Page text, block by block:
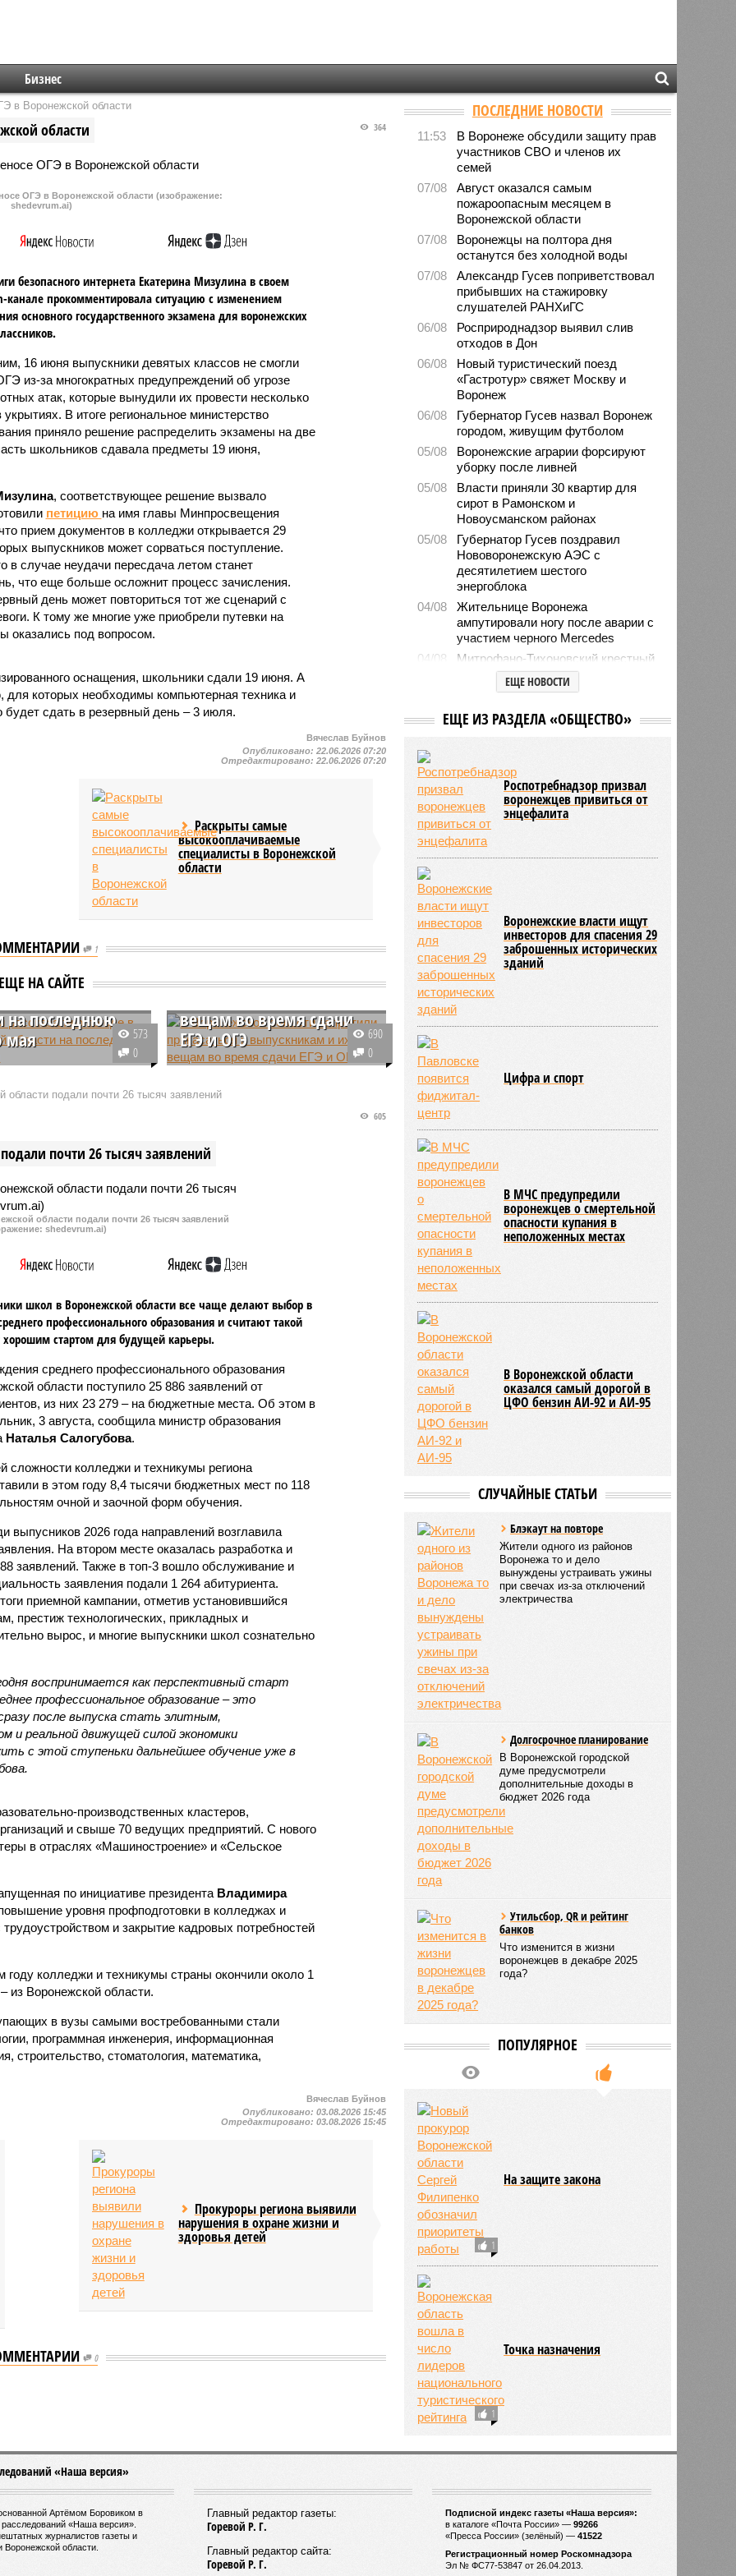
Бизнес
в Воронежской области
области 364
ОГЭ в Воронежской области (изображение:
shedevrum.ai)
безопасного интернета Екатерина Мизулина в своем
канале прокомментировала ситуацию с изменением
основного государственного экзамена для воронежских
16 июня выпускники девятых классов не смогли
из-за многократных предупреждений об угрозе
атак, которые вынудили их провести несколько
укрытиях. В итоге региональное министерство
приняло решение распределить экзамены на две
школьников сдавала предметы 19 июня,
, соответствующее решение вызвало
петицию на имя главы Минпросвещения
прием документов в колледжи открывается 29
выпускников может сорваться поступление.
в случае неудачи пересдача летом станет
что еще больше осложнит процесс зачисления.
день может повториться тот же сценарий с
К тому же многие уже приобрели путевки на
оказались под вопросом.
оснащения, школьники сдали 19 июня. А
для которых необходимы компьютерная техника и
сдать в резервный день – 3 июля.
Вячеслав Буйнов
Опубликовано:22.06.2026 07:20
Отредактировано:22.06.2026 07:20
Раскрыты самые
высокооплачиваемые
специалисты в Воронежской
области
1
ЕЩЕ НА САЙТЕ
рассказали о
в Воронежской
на последнюю
мая
майская неделя
значений, однако
дожди, грозы и
573
0
В Воронежской области
запретили прикасаться к
вещам во время сдачи
ЕГЭ и ОГЭ
Региональный министр
Салогубова сообщила о строгом
аттестации прикасаться к
их личным вещам. До старта
690
0
подали почти 26 тысяч заявлений
почти 26 тысяч заявлений
605
области подали почти 26 тысяч заявлений
shedevrum.ai)
школ в Воронежской области все чаще делают выбор в
профессионального образования и считают такой
хорошим стартом для будущей карьеры.
среднего профессионального образования
области поступило 25 886 заявлений от
из них 23 279 – на бюджетные места. Об этом в
3 августа, сообщила министр образования
Наталья Салогубова.
сложности колледжи и техникумы региона
в этом году 8,4 тысячи бюджетных мест по 118
очной и заочной форм обучения.
выпусников 2026 года направлений возглавила
На втором месте оказалась разработка и
заявлений. Также в топ-3 вошло обслуживание и
заявления подали 1 264 абитуриента.
приемной кампании, отметив установившийся
престиж технологических, прикладных и
вырос, и многие выпускники школ сознательно
воспринимается как перспективный старт
профессиональное образование – это
после выпуска стать элитным,
и реальной движущей силой экономики
с этой ступеньки дальнейшее обучение уже в
производственных кластеров,
и свыше 70 ведущих предприятий. С нового
в отраслях «Машиностроение» и «Сельское
по инициативе президента Владимира
уровня профподготовки в колледжах и
и закрытие кадровых потребностей
колледжи и техникумы страны окончили около 1
из Воронежской области.
в вузы самыми востребованными стали
программная инженерия, информационная
строительство, стоматология, математика,
Вячеслав Буйнов
Опубликовано:03.08.2026 15:45
Отредактировано:03.08.2026 15:45
Прокуроры региона выявили
нарушения в охране жизни и
здоровья детей
0
с Кировской и Ростовской областями
о сотрудничестве с Кировской и Ростовской
(изображение: shedevrum.ai)
ПОСЛЕДНИЕ НОВОСТИ
11:53
В Воронеже обсудили защиту прав
участников СВО и членов их
семей
07/08
Август оказался самым
пожароопасным месяцем в
Воронежской области
07/08
Воронежцы на полтора дня
останутся без холодной воды
07/08
Александр Гусев поприветствовал
прибывших на стажировку
слушателей РАНХиГС
06/08
Росприроднадзор выявил слив
отходов в Дон
06/08
Новый туристический поезд
«Гастротур» свяжет Москву и
Воронеж
06/08
Губернатор Гусев назвал Воронеж
городом, живущим футболом
05/08
Воронежские аграрии форсируют
уборку после ливней
05/08
Власти приняли 30 квартир для
сирот в Рамонском и
Новоусманском районах
05/08
Губернатор Гусев поздравил
Нововоронежскую АЭС с
десятилетием шестого
энергоблока
04/08
Жительнице Воронежа
ампутировали ногу после аварии с
участием черного Mercedes
04/08
Митрофано-Тихоновский крестный
ход пройдет от Воронежа до
Задонска
Аннинского района строительство
04/08
Черноземье
03/08
Прокуроры региона выявили
нарушения в охране жизни и
здоровья детей
ЕЩЕ НОВОСТИ
ЕЩЕ ИЗ РАЗДЕЛА «ОБЩЕСТВО»
Роспотребнадзор призвал
воронежцев привиться от
энцефалита
Воронежские власти ищут
инвесторов для спасения 29
заброшенных исторических
зданий
Цифра и спорт
В МЧС предупредили
воронежцев о смертельной
опасности купания в
неположенных местах
В Воронежской области
оказался самый дорогой в
ЦФО бензин АИ-92 и АИ-95
СЛУЧАЙНЫЕ СТАТЬИ
Блэкаут на повторе
Жители одного из районов
Воронежа то и дело
вынуждены устраивать ужины
при свечах из-за отключений
электричества
Долгосрочное планирование
В Воронежской городской
думе предусмотрели
дополнительные доходы в
бюджет 2026 года
Утильсбор, QR и рейтинг
банков
Что изменится в жизни
воронежцев в декабре 2025
года?
ПОПУЛЯРНОЕ
1
На защите закона
1
Точка назначения